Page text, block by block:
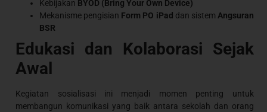
Kebijakan BYOD (Bring Your Own Device)
Mekanisme pengisian Form PO iPad dan sistem Angsuran
BSR
Edukasi dan Kolaborasi Sejak
Awal
Kegiatan sosialisasi ini menjadi momen penting untuk
membangun komunikasi yang baik antara sekolah dan orang